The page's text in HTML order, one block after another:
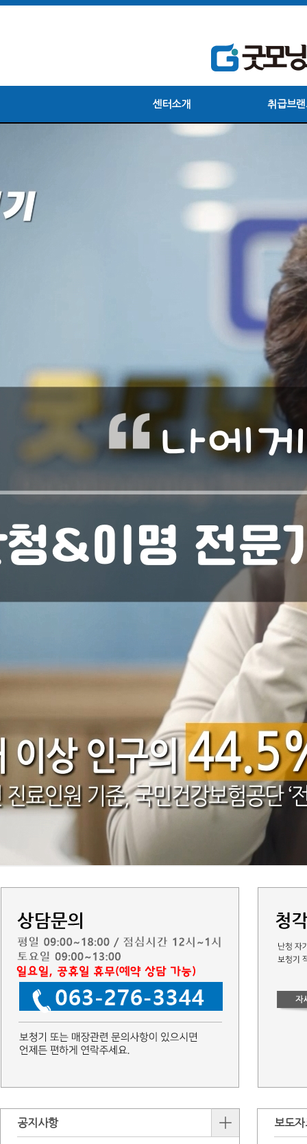
센터소개 취급브
공지사항 보도